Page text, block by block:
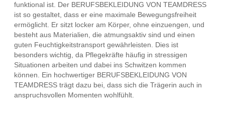
funktional ist. Der BERUFSBEKLEIDUNG VON TEAMDRESS
ist so gestaltet, dass er eine maximale Bewegungsfreiheit
ermöglicht. Er sitzt locker am Körper, ohne einzuengen, und
besteht aus Materialien, die atmungsaktiv sind und einen
guten Feuchtigkeitstransport gewährleisten. Dies ist
besonders wichtig, da Pflegekräfte häufig in stressigen
Situationen arbeiten und dabei ins Schwitzen kommen
können. Ein hochwertiger BERUFSBEKLEIDUNG VON
TEAMDRESS trägt dazu bei, dass sich die Trägerin auch in
anspruchsvollen Momenten wohlfühlt.